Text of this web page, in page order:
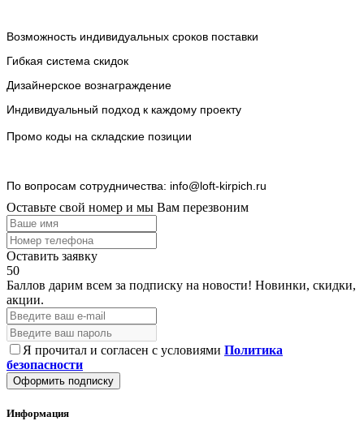
Возможность индивидуальных сроков поставки
Гибкая система скидок
Дизайнерское вознаграждение
Индивидуальный подход к каждому проекту
Промо коды на складские позиции
По вопросам сотрудничества: info@loft-kirpich.ru
Оставьте свой номер и мы Вам перезвоним
Оставить заявку
50
Баллов дарим всем за подписку на новости! Новинки, скидки,
акции.
Я прочитал и согласен с условиями Политика
безопасности
Оформить подписку
Информация